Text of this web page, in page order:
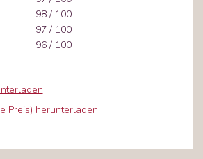
98 / 100
97 / 100
96 / 100
Preis) herunterladen